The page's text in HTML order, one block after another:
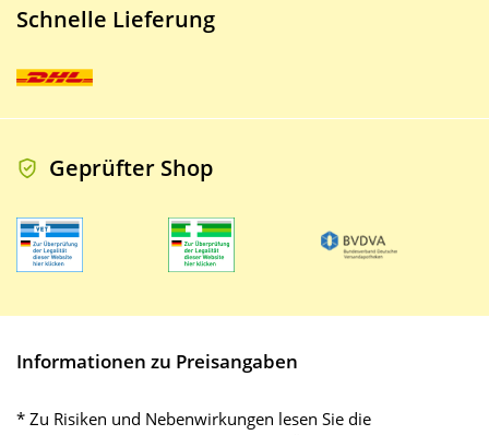
Schnelle Lieferung
Geprüfter Shop
Informationen zu Preisangaben
* Zu Risiken und Nebenwirkungen lesen Sie die